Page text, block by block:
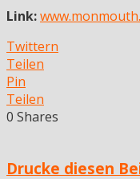
Link:
Twittern
Teilen
Pin
Teilen
0 Shares
Drucke diesen